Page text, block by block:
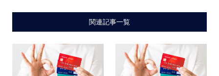
関連記事一覧